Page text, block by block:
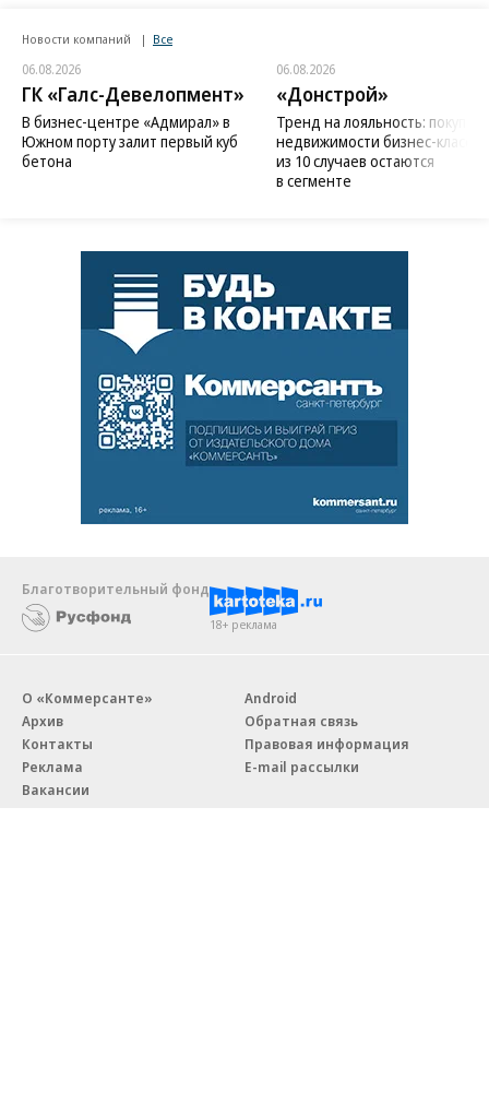
Новости компаний Все
06.08.2026
ГК «Галс-Девелопмент»
В бизнес-центре «Адмирал» в
Южном порту залит первый куб
бетона
06.08.2026
«Донстрой»
Тренд на лояльность:
недвижимости бизнес-класса
из 10 случаев остаются
в сегменте
Благотворительный фонд
18+ реклама
О «Коммерсанте»
Архив
Контакты
Реклама
Вакансии
Android
Обратная связь
Правовая информация
E-mail рассылки